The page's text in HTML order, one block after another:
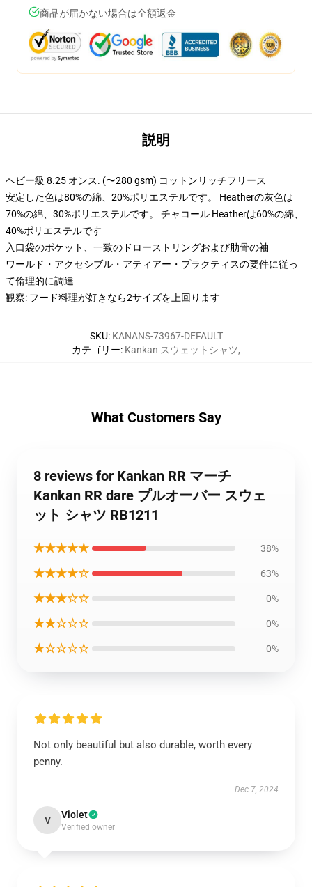
商品が届かない場合は全額返金
説明
ヘビー級 8.25 オンス. (〜280 gsm) コットンリッチフリース
安定した色は80%の綿、20%ポリエステルです。 Heatherの灰色は
70%の綿、30%ポリエステルです。 チャコール Heatherは60%の綿、
40%ポリエステルです
入口袋のポケット、一致のドローストリングおよび肋骨の袖
ワールド・アクセシブル・アティアー・プラクティスの要件に従っ
て倫理的に調達
観察: フード料理が好きなら2サイズを上回ります
SKU: KANANS-73967-DEFAULT
カテゴリー: Kankan スウェットシャツ,
What Customers Say
8 reviews for Kankan RR マーチ
Kankan RR dare プルオーバー スウェ
ット シャツ RB1211
★★★★★ 38%
★★★★☆ 63%
★★★☆☆ 0%
★★☆☆☆ 0%
★☆☆☆☆ 0%
Not only beautiful but also durable, worth every
penny.
Dec 7, 2024
V Violet
Verified owner